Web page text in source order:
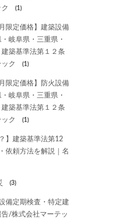
(1)
限定価格】建築設備
岐阜県・三重県・
築基準法第１２条
ク
(1)
限定価格】防火設備
岐阜県・三重県・
築基準法第１２条
ク
(1)
】建築基準法第12
依頼方法を解説｜名
(3)
備定期検査・特定建
/株式会社マーテッ